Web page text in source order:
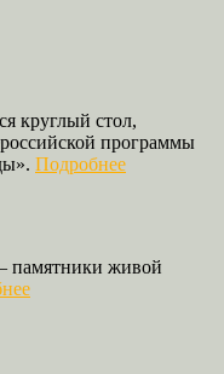
круглый стол,
программы
Подробнее
памятники живой